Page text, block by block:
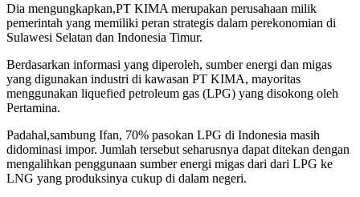
Dia mengungkapkan,PT KIMA merupakan perusahaan milik
pemerintah yang memiliki peran strategis dalam perekonomian di
Sulawesi Selatan dan Indonesia Timur.
Berdasarkan informasi yang diperoleh, sumber energi dan migas
yang digunakan industri di kawasan PT KIMA, mayoritas
menggunakan liquefied petroleum gas (LPG) yang disokong oleh
Pertamina.
Padahal,sambung Ifan, 70% pasokan LPG di Indonesia masih
didominasi impor. Jumlah tersebut seharusnya dapat ditekan dengan
mengalihkan penggunaan sumber energi migas dari dari LPG ke
LNG yang produksinya cukup di dalam negeri.